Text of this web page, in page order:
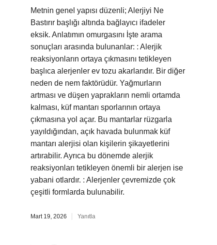
Metnin genel yapısı düzenli; Alerjiyi Ne
Bastırır başlığı altında bağlayıcı ifadeler
eksik. Anlatımın omurgasını İşte arama
sonuçları arasında bulunanlar: : Alerjik
reaksiyonların ortaya çıkmasını tetikleyen
başlıca alerjenler ev tozu akarlarıdır. Bir diğer
neden de nem faktörüdür. Yağmurların
artması ve düşen yaprakların nemli ortamda
kalması, küf mantarı sporlarının ortaya
çıkmasına yol açar. Bu mantarlar rüzgarla
yayıldığından, açık havada bulunmak küf
mantarı alerjisi olan kişilerin şikayetlerini
artırabilir. Ayrıca bu dönemde alerjik
reaksiyonları tetikleyen önemli bir alerjen ise
yabani otlardır. : Alerjenler çevremizde çok
çeşitli formlarda bulunabilir.
Mart 19, 2026 Yanıtla